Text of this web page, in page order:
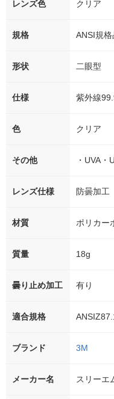
レンズ色 クリア
規格 ANSI規格
形状 二眼型
仕様 紫外線
色 クリア
その他 ・UVA
レンズ仕様 防曇加工
材質 ポリカー
質量 18g
曇り止め加工 有り
適合規格
ブランド 3M
メーカー名 スリーエ